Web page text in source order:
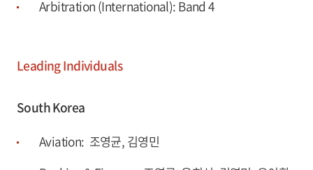
Arbitration (International): Band 4
Leading Individuals
South Korea
Aviation: 조영균, 김영민